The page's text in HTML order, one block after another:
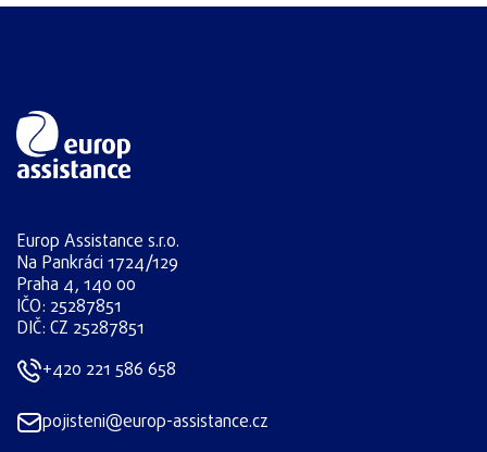
Europ Assistance s.r.o.
Na Pankráci 1724/129
Praha 4, 140 00
IČO: 25287851
DIČ: CZ 25287851
+420 221 586 658
pojisteni@europ-assistance.cz